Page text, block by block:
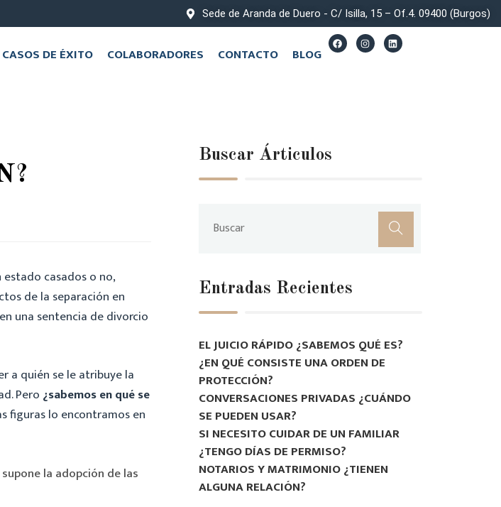
Sede de Aranda de Duero - C/ Isilla, 15 – Of.4. 09400 (Burgos)
CASOS DE ÉXITO COLABORADORES CONTACTO BLOG
estado casados o no,
de la separación en
una sentencia de divorcio
a quién se le atribuye la
Pero ¿sabemos en qué se
figuras lo encontramos en
la adopción de las
Buscar Árticulos
Entradas Recientes
EL JUICIO RÁPIDO ¿SABEMOS QUÉ ES?
¿EN QUÉ CONSISTE UNA ORDEN DE
PROTECCIÓN?
CONVERSACIONES PRIVADAS ¿CUÁNDO
SE PUEDEN USAR?
SI NECESITO CUIDAR DE UN FAMILIAR
¿TENGO DÍAS DE PERMISO?
NOTARIOS Y MATRIMONIO ¿TIENEN
ALGUNA RELACIÓN?